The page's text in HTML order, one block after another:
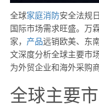
全球家庭消防安全法规
国际市场需求旺盛。万
家， 产品远销欧美、东
文深度分析全球主要市
为外贸企业和海外采购
全球主要